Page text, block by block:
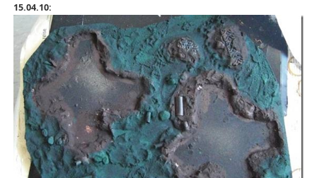
15.04.10: